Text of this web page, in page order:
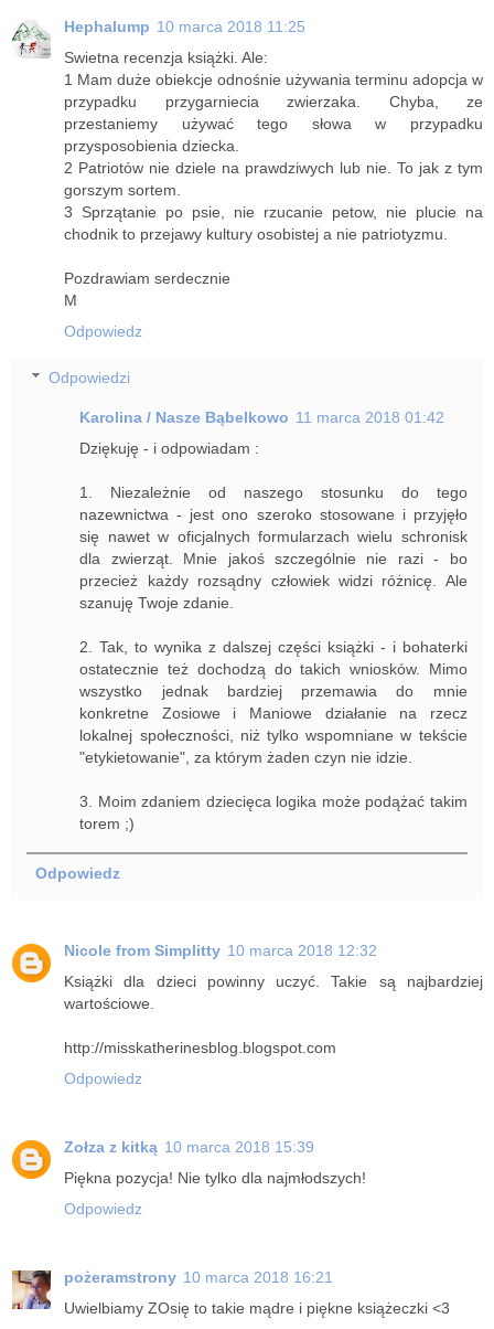
Hephalump 10 marca 2018 11:25
Swietna recenzja książki. Ale:
1 Mam duże obiekcje odnośnie używania terminu adopcja w
przypadku przygarniecia zwierzaka. Chyba, ze
przestaniemy używać tego słowa w przypadku
przysposobienia dziecka.
2 Patriotów nie dziele na prawdziwych lub nie. To jak z tym
gorszym sortem.
3 Sprzątanie po psie, nie rzucanie petow, nie plucie na
chodnik to przejawy kultury osobistej a nie patriotyzmu.
Pozdrawiam serdecznie
M
Odpowiedz
Odpowiedzi
Karolina / Nasze Bąbelkowo 11 marca 2018 01:42
Dziękuję - i odpowiadam :
1. Niezależnie od naszego stosunku do tego
nazewnictwa - jest ono szeroko stosowane i przyjęło
się nawet w oficjalnych formularzach wielu schronisk
dla zwierząt. Mnie jakoś szczególnie nie razi - bo
przecież każdy rozsądny człowiek widzi różnicę. Ale
szanuję Twoje zdanie.
2. Tak, to wynika z dalszej części książki - i bohaterki
ostatecznie też dochodzą do takich wniosków. Mimo
wszystko jednak bardziej przemawia do mnie
konkretne Zosiowe i Maniowe działanie na rzecz
lokalnej społeczności, niż tylko wspomniane w tekście
"etykietowanie", za którym żaden czyn nie idzie.
3. Moim zdaniem dziecięca logika może podążać takim
torem ;)
Odpowiedz
Nicole from Simplitty 10 marca 2018 12:32
Książki dla dzieci powinny uczyć. Takie są najbardziej
wartościowe.
http://misskatherinesblog.blogspot.com
Odpowiedz
Zołza z kitką 10 marca 2018 15:39
Piękna pozycja! Nie tylko dla najmłodszych!
Odpowiedz
pożeramstrony 10 marca 2018 16:21
Uwielbiamy ZOsię to takie mądre i piękne książeczki <3